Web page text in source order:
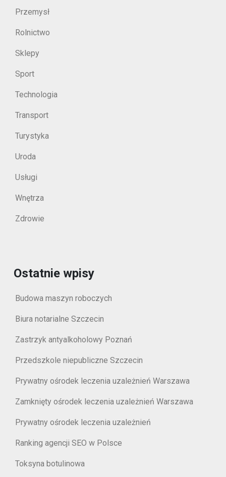
Przemysł
Rolnictwo
Sklepy
Sport
Technologia
Transport
Turystyka
Uroda
Usługi
Wnętrza
Zdrowie
Ostatnie wpisy
Budowa maszyn roboczych
Biura notarialne Szczecin
Zastrzyk antyalkoholowy Poznań
Przedszkole niepubliczne Szczecin
Prywatny ośrodek leczenia uzależnień Warszawa
Zamknięty ośrodek leczenia uzależnień Warszawa
Prywatny ośrodek leczenia uzależnień
Ranking agencji SEO w Polsce
Toksyna botulinowa